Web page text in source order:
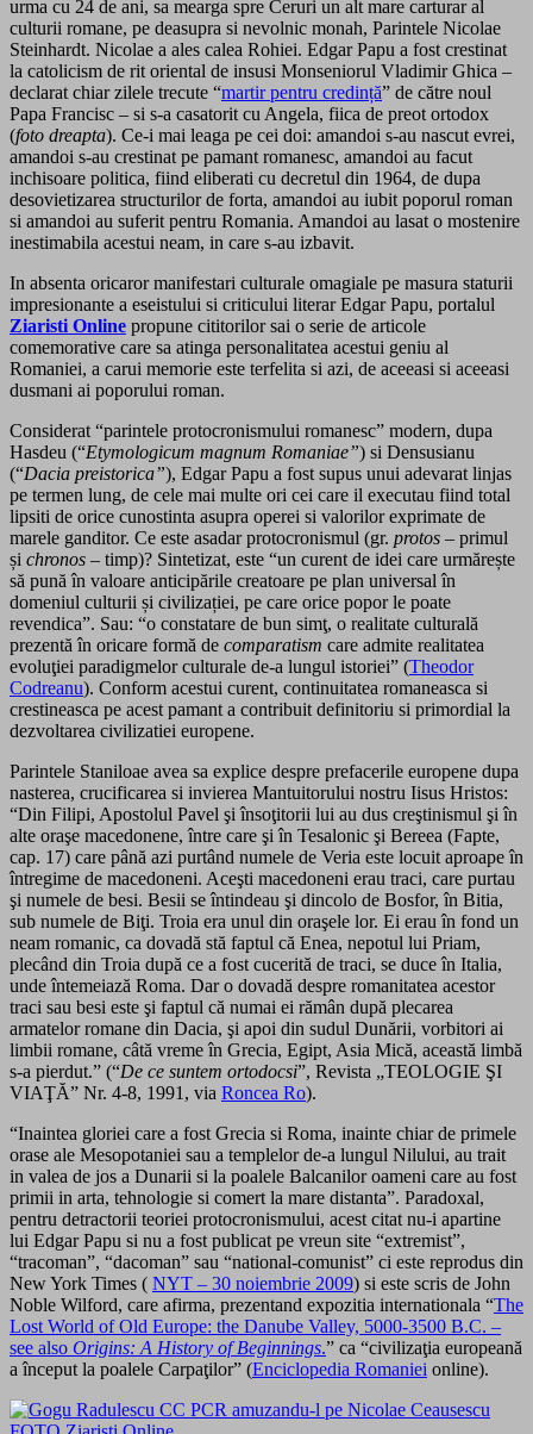
urma cu 24 de ani, sa mearga spre Ceruri un alt mare carturar al
culturii romane, pe deasupra si nevolnic monah, Parintele Nicolae
Steinhardt. Nicolae a ales calea Rohiei. Edgar Papu a fost crestinat
la catolicism de rit oriental de insusi Monseniorul Vladimir Ghica –
declarat chiar zilele trecute “martir pentru credință” de către noul
Papa Francisc – si s-a casatorit cu Angela, fiica de preot ortodox
(foto dreapta). Ce-i mai leaga pe cei doi: amandoi s-au nascut evrei,
amandoi s-au crestinat pe pamant romanesc, amandoi au facut
inchisoare politica, fiind eliberati cu decretul din 1964, de dupa
desovietizarea structurilor de forta, amandoi au iubit poporul roman
si amandoi au suferit pentru Romania. Amandoi au lasat o mostenire
inestimabila acestui neam, in care s-au izbavit.
In absenta oricaror manifestari culturale omagiale pe masura staturii
impresionante a eseistului si criticului literar Edgar Papu, portalul
Ziaristi Online propune cititorilor sai o serie de articole
comemorative care sa atinga personalitatea acestui geniu al
Romaniei, a carui memorie este terfelita si azi, de aceeasi si aceeasi
dusmani ai poporului roman.
Considerat “parintele protocronismului romanesc” modern, dupa
Hasdeu (“Etymologicum magnum Romaniae”) si Densusianu
(“Dacia preistorica”), Edgar Papu a fost supus unui adevarat linjas
pe termen lung, de cele mai multe ori cei care il executau fiind total
lipsiti de orice cunostinta asupra operei si valorilor exprimate de
marele ganditor. Ce este asadar protocronismul (gr. protos – primul
și chronos – timp)? Sintetizat, este “un curent de idei care urmărește
să pună în valoare anticipările creatoare pe plan universal în
domeniul culturii și civilizației, pe care orice popor le poate
revendica”. Sau: “o constatare de bun simţ, o realitate culturală
prezentă în oricare formă de comparatism care admite realitatea
evoluţiei paradigmelor culturale de-a lungul istoriei” (Theodor
Codreanu). Conform acestui curent, continuitatea romaneasca si
crestineasca pe acest pamant a contribuit definitoriu si primordial la
dezvoltarea civilizatiei europene.
Parintele Staniloae avea sa explice despre prefacerile europene dupa
nasterea, crucificarea si invierea Mantuitorului nostru Iisus Hristos:
“Din Filipi, Apostolul Pavel şi însoţitorii lui au dus creştinismul şi în
alte oraşe macedonene, între care şi în Tesalonic şi Bereea (Fapte,
cap. 17) care până azi purtând numele de Veria este locuit aproape în
întregime de macedoneni. Aceşti macedoneni erau traci, care purtau
şi numele de besi. Besii se întindeau şi dincolo de Bosfor, în Bitia,
sub numele de Biţi. Troia era unul din oraşele lor. Ei erau în fond un
neam romanic, ca dovadă stă faptul că Enea, nepotul lui Priam,
plecând din Troia după ce a fost cucerită de traci, se duce în Italia,
unde întemeiază Roma. Dar o dovadă despre romanitatea acestor
traci sau besi este şi faptul că numai ei rămân după plecarea
armatelor romane din Dacia, şi apoi din sudul Dunării, vorbitori ai
limbii romane, câtă vreme în Grecia, Egipt, Asia Mică, această limbă
s-a pierdut.” (“De ce suntem ortodocsi”, Revista „TEOLOGIE ŞI
VIAŢĂ” Nr. 4-8, 1991, via Roncea Ro).
“Inaintea gloriei care a fost Grecia si Roma, inainte chiar de primele
orase ale Mesopotaniei sau a templelor de-a lungul Nilului, au trait
in valea de jos a Dunarii si la poalele Balcanilor oameni care au fost
primii in arta, tehnologie si comert la mare distanta”. Paradoxal,
pentru detractorii teoriei protocronismului, acest citat nu-i apartine
lui Edgar Papu si nu a fost publicat pe vreun site “extremist”,
“tracoman”, “dacoman” sau “national-comunist” ci este reprodus din
New York Times ( NYT – 30 noiembrie 2009) si este scris de John
Noble Wilford, care afirma, prezentand expozitia internationala “The
Lost World of Old Europe: the Danube Valley, 5000-3500 B.C. –
see also Origins: A History of Beginnings.” ca “civilizaţia europeană
a început la poalele Carpaţilor” (Enciclopedia Romaniei online).